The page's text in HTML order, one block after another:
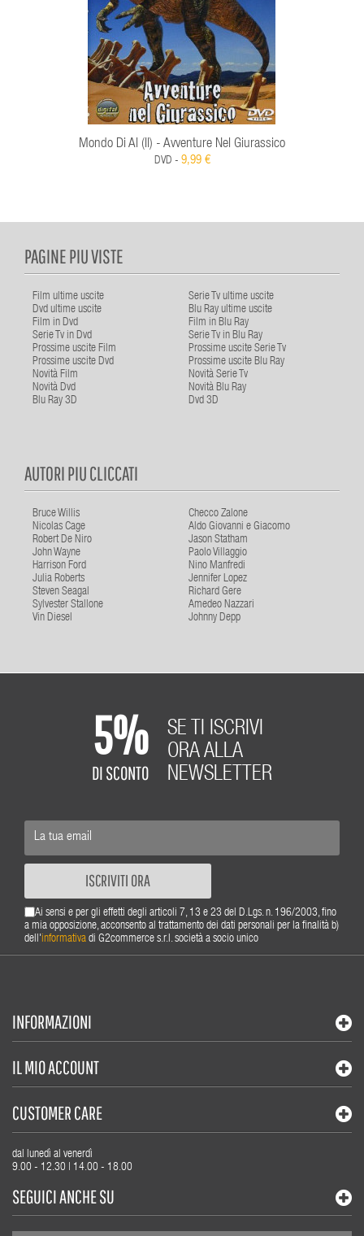
Mondo Di Al (Il) - Avventure Nel Giurassico
DVD - 9,99 €
PAGINE PIU VISTE
Film ultime uscite
Serie Tv ultime uscite
Dvd ultime uscite
Blu Ray ultime uscite
Film in Dvd
Film in Blu Ray
Serie Tv in Dvd
Serie Tv in Blu Ray
Prossime uscite Film
Prossime uscite Serie Tv
Prossime uscite Dvd
Prossime uscite Blu Ray
Novità Film
Novità Serie Tv
Novità Dvd
Novità Blu Ray
Blu Ray 3D
Dvd 3D
AUTORI PIU CLICCATI
Bruce Willis
Checco Zalone
Nicolas Cage
Aldo Giovanni e Giacomo
Robert De Niro
Jason Statham
John Wayne
Paolo Villaggio
Harrison Ford
Nino Manfredi
Julia Roberts
Jennifer Lopez
Steven Seagal
Richard Gere
Sylvester Stallone
Amedeo Nazzari
Vin Diesel
Johnny Depp
5%
DI SCONTO
SE TI ISCRIVI
ORA ALLA
NEWSLETTER
ISCRIVITI ORA
Ai sensi e per gli effetti degli articoli 7, 13 e 23 del D.Lgs. n. 196/2003, fino
a mia opposizione, acconsento al trattamento dei dati personali per la finalità b)
dell'informativa di G2commerce s.r.l. società a socio unico
INFORMAZIONI
IL MIO ACCOUNT
CUSTOMER CARE
dal lunedì al venerdì
9.00 - 12.30 | 14.00 - 18.00
SEGUICI ANCHE SU